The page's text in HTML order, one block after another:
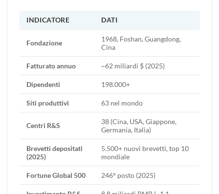
INDICATORE DATI
Fondazione
1968, Foshan, Guangdong,
Cina
Fatturato annuo ~62 miliardi $ (2025)
Dipendenti 198.000+
Siti produttivi 63 nel mondo
Centri R&S
38 (Cina, USA, Giappone,
Germania, Italia)
Brevetti depositati
(2025)
5.500+ nuovi brevetti, top 10
mondiale
Fortune Global 500 246° posto (2025)